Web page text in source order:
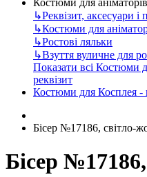
↳Реквізит, аксесуари і
↳Костюми для
↳Ростові ляльки
↳Взуття вуличне для
Показати всі Костюми
реквізит
Костюми для Косплея -
Бісер №17186, світло-
Бісер